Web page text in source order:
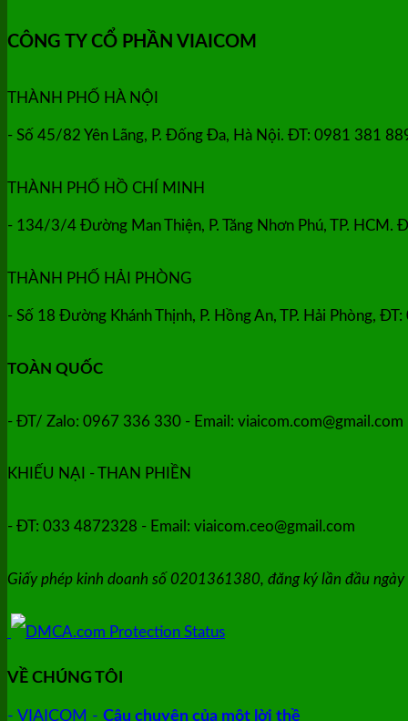
CÔNG TY CỔ PHẦN VIAICOM
THÀNH PHỐ HÀ NỘI
- Số 45/82 Yên Lãng, P. Đống Đa, Hà Nội. ĐT: 0981 381
THÀNH PHỐ HỒ CHÍ MINH
- 134/3/4 Đường Man Thiện, P. Tăng Nhơn Phú, TP. HCM.
THÀNH PHỐ HẢI PHÒNG
- Số 18 Đường Khánh Thịnh, P. Hồng An, TP. Hải Phòng,
TOÀN QUỐC
- ĐT/ Zalo: 0967 336 330 - Email: viaicom.com@gmail.com
KHIẾU NẠI - THAN PHIỀN
- ĐT: 033 4872328 - Email: viaicom.ceo@gmail.com
Giấy phép kinh doanh số 0201361380, đăng ký lần đầu
VỀ CHÚNG TÔI
- VIAICOM - Câu chuyện của một lời thề